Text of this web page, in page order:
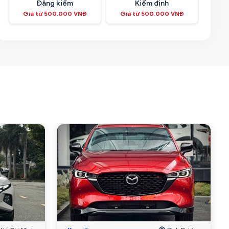
Đăng kiểm
Giá từ 500.000 VNĐ
Kiểm định
Giá từ 500.000 VNĐ